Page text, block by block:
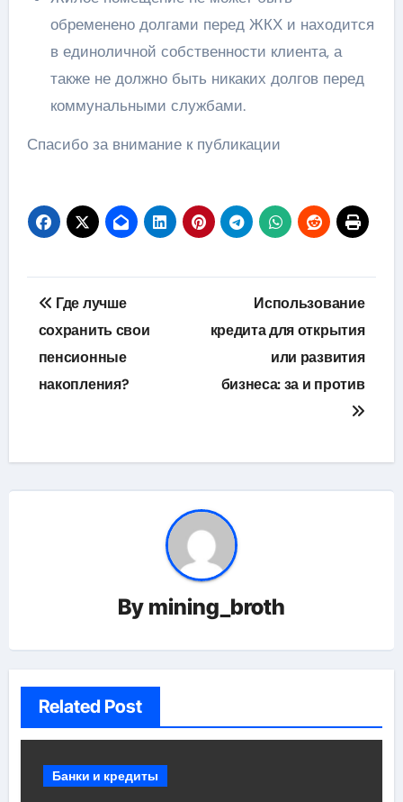
обременено долгами перед ЖКХ и находится
в единоличной собственности клиента, а
также не должно быть никаких долгов перед
коммунальными службами.
Спасибо за внимание к публикации
Навигация
по
записям
Где лучше
сохранить свои
пенсионные
накопления?
Использование
кредита для открытия
или развития
бизнеса: за и против
By mining_broth
Related Post
Банки и кредиты